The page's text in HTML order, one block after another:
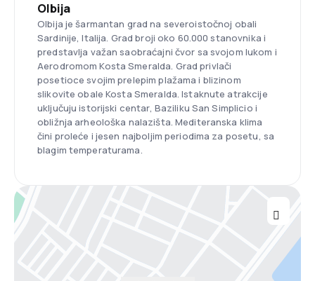
Olbija
Olbija je šarmantan grad na severoistočnoj obali
Sardinije, Italija. Grad broji oko 60.000 stanovnika i
predstavlja važan saobraćajni čvor sa svojom lukom i
Aerodromom Kosta Smeralda. Grad privlači
posetioce svojim prelepim plažama i blizinom
slikovite obale Kosta Smeralda. Istaknute atrakcije
uključuju istorijski centar, Baziliku San Simplicio i
obližnja arheološka nalazišta. Mediteranska klima
čini proleće i jesen najboljim periodima za posetu, sa
blagim temperaturama.